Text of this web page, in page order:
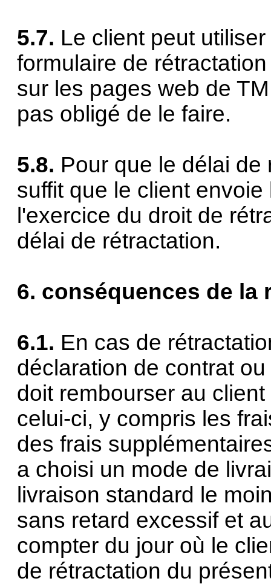
5.7. Le client peut
formulaire de
sur les pages web de
pas obligé de le faire.
5.8. Pour que le délai
suffit que le client
l'exercice du droit de
délai de rétractation.
6. conséquences de la
6.1. En cas de
déclaration de contrat
doit rembourser au
celui-ci, y compris les
des frais
a choisi un mode de
livraison standard le
sans retard excessif et
compter du jour où le
de rétractation du